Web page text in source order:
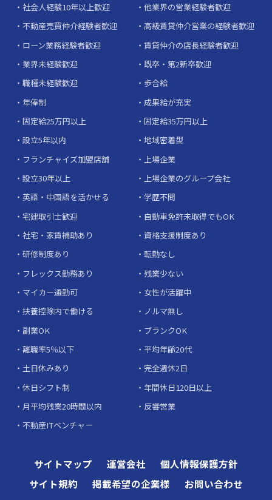
社会人経験10年以上歓迎
他業界の営業経験者歓迎
不動産売買仲介経験者歓迎
高級賃貸仲介営業の経験者歓迎
ローン業務経験者歓迎
賃貸仲介の店長経験者歓迎
業界未経験歓迎
既卒・第2新卒歓迎
職種未経験歓迎
歩合給
年俸制
成果給が充実
固定給25万円以上
固定給35万円以上
設立5年以内
地域密着型
フランチャイズ加盟店舗
上場企業
設立30年以上
上場企業のグループ会社
英語・中国語を活かせる
学歴不問
宅建取引士歓迎
自動車免許未取得でもOK
社宅・家賃補助あり
資格支援制度あり
研修制度あり
転勤なし
フレックス勤務あり
残業少ない
マイカー通勤可
女性が活躍中
扶養控除内で働ける
ノルマ無し
副業OK
ブランクOK
離職率5％以下
平均年齢20代
土日休みあり
完全週休2日
休日シフト制
年間休日120日以上
月平均残業20時間以内
反響営業
不動産ITベンチャー
サイトマップ 運営会社
個人情報保護方針
サイト規約
掲載希望の企業様 お問い合わせ